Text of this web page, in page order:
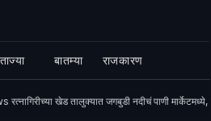
ताज्या बातम्या राजकारण
खेड तालुक्यात जगबुडी नदीचं पाणी मार्केटमध्ये,